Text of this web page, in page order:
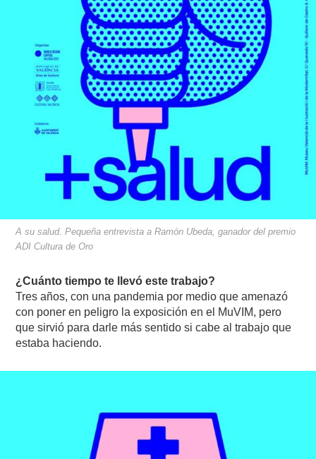
A su salud. Pequeña entrevista a Ramón Ubeda, ganador del premio
ADI Cultura de Oro
¿Cuánto tiempo te llevó este trabajo?
Tres años, con una pandemia por medio que amenazó
con poner en peligro la exposición en el MuVIM, pero
que sirvió para darle más sentido si cabe al trabajo que
estaba haciendo.